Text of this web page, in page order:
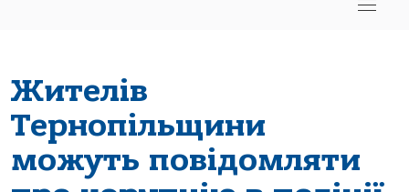
Жителів
Тернопільщини
можуть повідомляти